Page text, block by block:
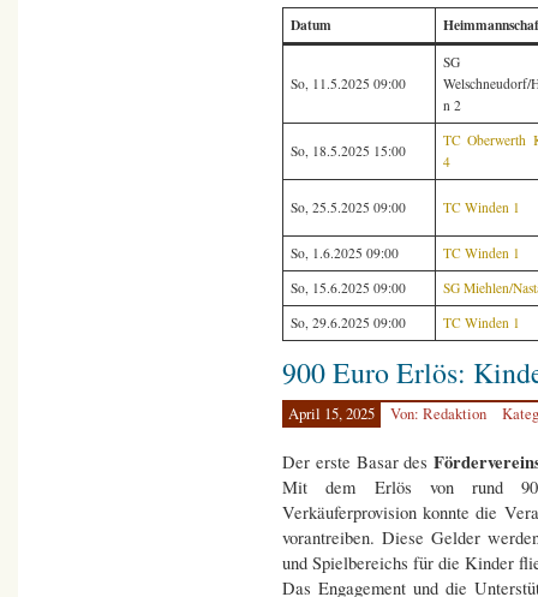
Datum
So, 11.5.2025 09:00
SG
Welschneudorf/
n 2
So, 18.5.2025 15:00
TC Oberwerth
4
So, 25.5.2025 09:00 TC Winden 1
So, 1.6.2025 09:00
TC Winden 1
So, 15.6.2025 09:00
SG Miehlen/
So, 29.6.2025 09:00
TC Winden 1
900 Euro Erlös:
April 15, 2025 Von: Redaktion
Der erste Basar des
Mit dem Erlös von rund
Verkäuferprovision konnte die
vorantreiben. Diese Gelder
und Spielbereichs für die Kinder
Das Engagement und die